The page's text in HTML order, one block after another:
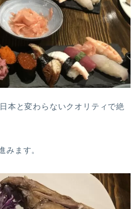
日本と変わらないクオリティで絶
みます。